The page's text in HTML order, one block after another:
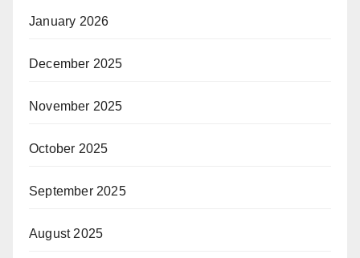
January 2026
December 2025
November 2025
October 2025
September 2025
August 2025